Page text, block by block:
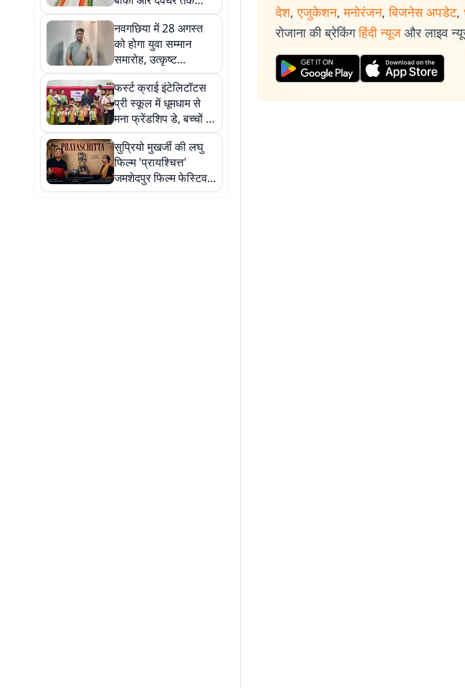
कांवरिया पथ का करेंगे
निरीक्षण
नवगछिया में 28 अगस्त
को होगा युवा सम्मान
समारोह, उत्कृष्ट
प्रतिभाओं को मिलेगा मंच
और सम्मान
फर्स्ट क्राई इंटेलिटॉटस
प्री स्कूल में धूमधाम से
मना फ्रेंडशिप डे, बच्चों ने
बांधे फ्रेंडशिप बैंड
सुप्रियो मुखर्जी की लघु
फिल्म 'प्रायश्चित्त'
जमशेदपुर फिल्म फेस्टिवल
के लिए चयनित, जल्द
देश, एजुकेशन, मनोरंजन, बिजनेस अपडेट,
रोजाना की ब्रेकिंग हिंदी न्यूज और लाइव